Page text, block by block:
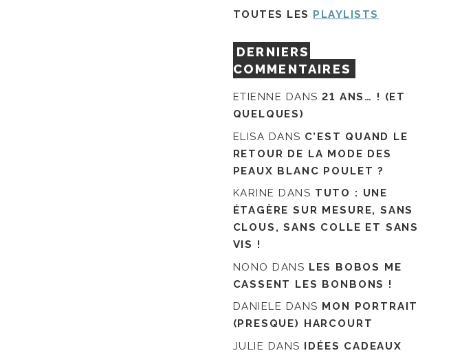
TOUTES LES PLAYLISTS
DERNIERS
COMMENTAIRES
ETIENNE DANS21 ANS… ! (ET
QUELQUES)
ELISA DANS C’EST QUAND LE
RETOUR DE LA MODE DES
PEAUX BLANC POULET ?
KARINE DANS TUTO : UNE
ÉTAGÈRE SUR MESURE, SANS
CLOUS, SANS COLLE ET SANS
VIS !
NONO DANS LES BOBOS ME
CASSENT LES BONBONS !
DANIELE DANS MON PORTRAIT
(PRESQUE) HARCOURT
JULIE DANS IDÉES CADEAUX